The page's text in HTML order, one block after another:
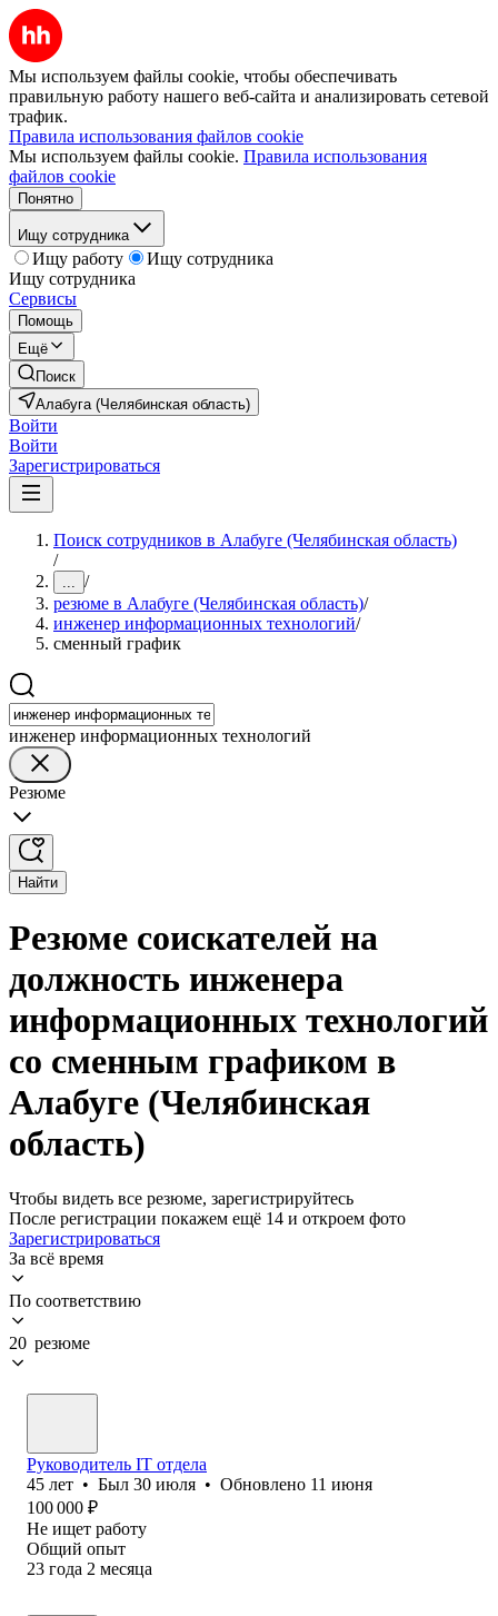
Мы используем файлы cookie, чтобы обеспечивать
правильную работу нашего веб-сайта и анализировать сетевой
трафик.
Правила использования файлов cookie
Мы используем файлы cookie. Правила использования
файлов cookie
Понятно
Ищу сотрудника
Ищу работу
Ищу сотрудника
Ищу сотрудника
Сервисы
Помощь
Ещё
Поиск
Алабуга (Челябинская область)
Войти
Войти
Зарегистрироваться
Поиск сотрудников в Алабуге (Челябинская область)
/
... /
резюме в Алабуге (Челябинская область)/
инженер информационных технологий/
сменный график
инженер информационных технологий
Резюме
Найти
Резюме соискателей на
должность инженера
информационных технологий
со сменным графиком в
Алабуге (Челябинская
область)
Чтобы видеть все резюме, зарегистрируйтесь
После регистрации покажем ещё 14 и откроем фото
Зарегистрироваться
За всё время
По соответствию
20 резюме
Руководитель IT отдела
45 лет • Был 30 июля • Обновлено 11 июня
100 000 ₽
Не ищет работу
Общий опыт
23 года 2 месяца